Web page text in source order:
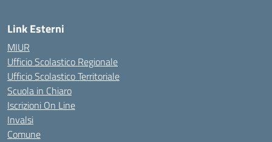
Link Esterni
MIUR
Ufficio Scolastico Regionale
Ufficio Scolastico Territoriale
Scuola in Chiaro
Iscrizioni On Line
Invalsi
Comune